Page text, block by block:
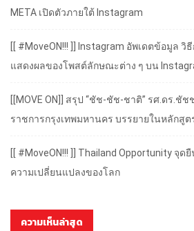
META เปิดตัวภายใต้ Instagram
[[ #MoveON!!! ]] Instagram อัพเดตข้อมูล
แสดงผลของโพสต์ลักษณะต่าง ๆ บน
[[MOVE ON]] สรุป “ชัช-ชัช-ชาติ” รศ.ดร.ชั
ราชการกรุงเทพมหานคร บรรยายในหลักสูต
[[ #MoveON!!! ]] Thailand Opportunity จุ
ความเปลี่ยนแปลงของโลก
ความเห็นล่าสุด